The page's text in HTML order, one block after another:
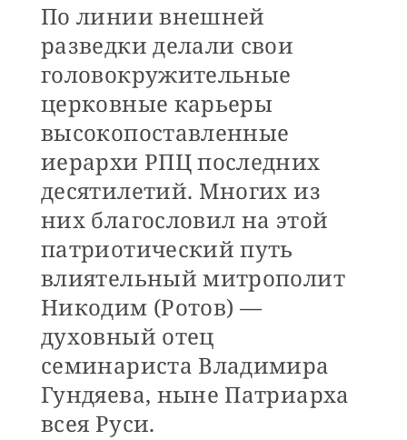
По линии внешней
разведки делали свои
головокружительные
церковные карьеры
высокопоставленные
иерархи РПЦ последних
десятилетий. Многих из
них благословил на этой
патриотический путь
влиятельный митрополит
Никодим (Ротов) —
духовный отец
семинариста Владимира
Гундяева, ныне Патриарха
всея Руси.